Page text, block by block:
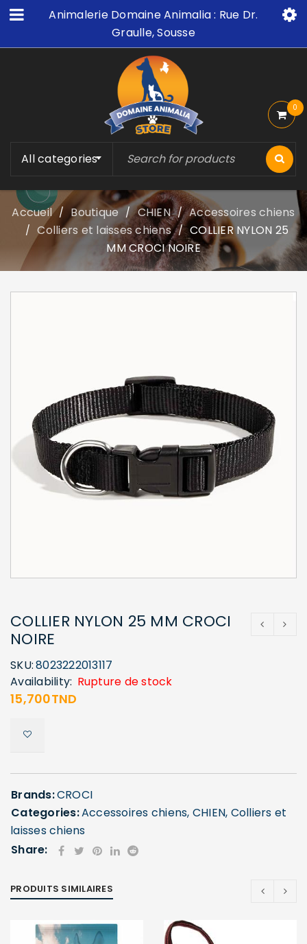
Animalerie Domaine Animalia : Rue Dr.
Graulle, Sousse
All categories
0
Accueil / Boutique / CHIEN / Accessoires chiens
/ Colliers et laisses chiens / COLLIER NYLON 25
MM CROCI NOIRE
COLLIER NYLON 25 MM CROCI
NOIRE
SKU:8023222013117
Availability: Rupture de stock
15,700TND
Brands:CROCI
Categories:Accessoires chiens, CHIEN, Colliers et
laisses chiens
Share:
PRODUITS SIMILAIRES